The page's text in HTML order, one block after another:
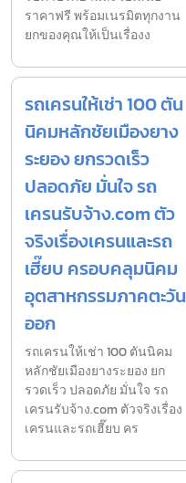
ราคาฟรี พร้อมเนรมิตทุกงาน
ยกของคุณให้เป็นเรื่องง
รถเครนให้เช่า 100 ตัน
นิคมหลักชัยเมืองยาง
ระยอง ยกรวดเร็ว
ปลอดภัย มั่นใจ รถ
เครนรับจ้าง.com ตัว
จริงเรื่องเครนและรถ
เฮี๊ยบ ครอบคลุมนิคม
อุตสาหกรรมภาคตะวัน
ออก
รถเครนให้เช่า 100 ตันนิคม
หลักชัยเมืองยางระยอง ยก
รวดเร็ว ปลอดภัย มั่นใจ รถ
เครนรับจ้าง.com ตัวจริงเรื่อง
เครนและรถเฮี๊ยบ คร